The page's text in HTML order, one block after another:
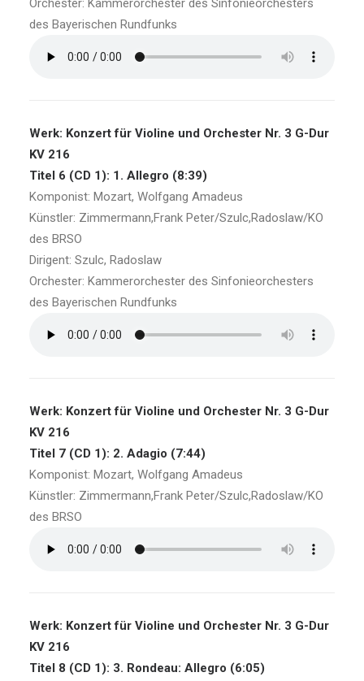
Orchester: Kammerorchester des Sinfonieorchesters
des Bayerischen Rundfunks
Werk: Konzert für Violine und Orchester Nr. 3 G-Dur
KV 216
Titel 6 (CD 1): 1. Allegro (8:39)
Komponist: Mozart, Wolfgang Amadeus
Künstler: Zimmermann,Frank Peter/Szulc,Radoslaw/KO
des BRSO
Dirigent: Szulc, Radoslaw
Orchester: Kammerorchester des Sinfonieorchesters
des Bayerischen Rundfunks
Werk: Konzert für Violine und Orchester Nr. 3 G-Dur
KV 216
Titel 7 (CD 1): 2. Adagio (7:44)
Komponist: Mozart, Wolfgang Amadeus
Künstler: Zimmermann,Frank Peter/Szulc,Radoslaw/KO
des BRSO
Werk: Konzert für Violine und Orchester Nr. 3 G-Dur
KV 216
Titel 8 (CD 1): 3. Rondeau: Allegro (6:05)